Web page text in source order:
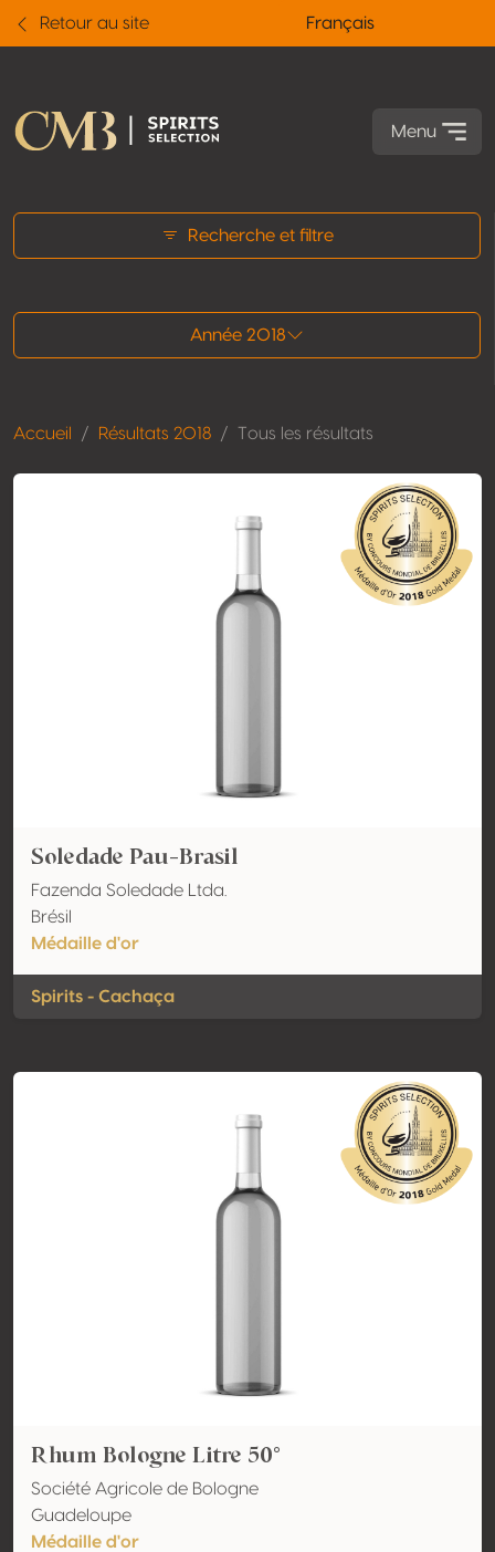
Retour au site Français
Menu
Recherche et filtre
Année 2018
Accueil Résultats 2018 Tous les résultats
Soledade Pau-Brasil
Fazenda Soledade Ltda.
Brésil
Médaille d'or
Spirits - Cachaça
Rhum Bologne Litre 50°
Société Agricole de Bologne
Guadeloupe
Médaille d'or